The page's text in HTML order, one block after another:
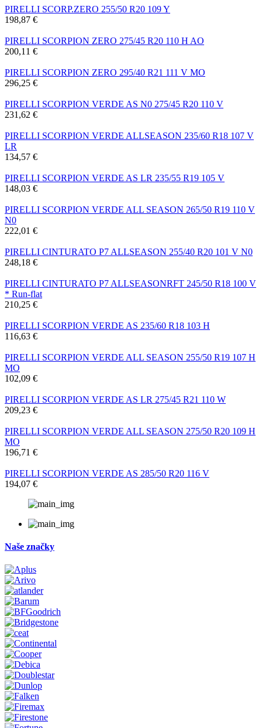
PIRELLI SCORP.ZERO 255/50 R20 109 Y
198,87 €
PIRELLI SCORPION ZERO 275/45 R20 110 H AO
200,11 €
PIRELLI SCORPION ZERO 295/40 R21 111 V MO
296,25 €
PIRELLI SCORPION VERDE AS N0 275/45 R20 110 V
231,62 €
PIRELLI SCORPION VERDE ALLSEASON 235/60 R18 107 V
LR
134,57 €
PIRELLI SCORPION VERDE AS LR 235/55 R19 105 V
148,03 €
PIRELLI SCORPION VERDE ALL SEASON 265/50 R19 110 V
N0
222,01 €
PIRELLI CINTURATO P7 ALLSEASON 255/40 R20 101 V N0
248,18 €
PIRELLI CINTURATO P7 ALLSEASONRFT 245/50 R18 100 V
* Run-flat
210,25 €
PIRELLI SCORPION VERDE AS 235/60 R18 103 H
116,63 €
PIRELLI SCORPION VERDE ALL SEASON 255/50 R19 107 H
MO
102,09 €
PIRELLI SCORPION VERDE AS LR 275/45 R21 110 W
209,23 €
PIRELLI SCORPION VERDE ALL SEASON 275/50 R20 109 H
MO
196,71 €
PIRELLI SCORPION VERDE AS 285/50 R20 116 V
194,07 €
Naše značky